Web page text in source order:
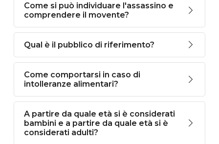
Come si può individuare l'assassino e
comprendere il movente?
Qual è il pubblico di riferimento?
Come comportarsi in caso di
intolleranze alimentari?
A partire da quale età si è considerati
bambini e a partire da quale età si è
considerati adulti?